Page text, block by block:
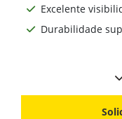
Excelente
Durabilidade